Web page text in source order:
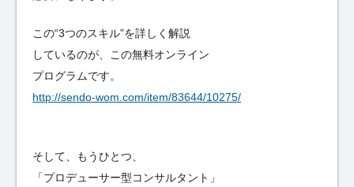
この“3つのスキル”を詳しく解説
しているのが、この無料オンライン
プログラムです。
http://sendo-wom.com/item/83644/10275/
そして、もうひとつ、
「プロデューサー型コンサルタント」